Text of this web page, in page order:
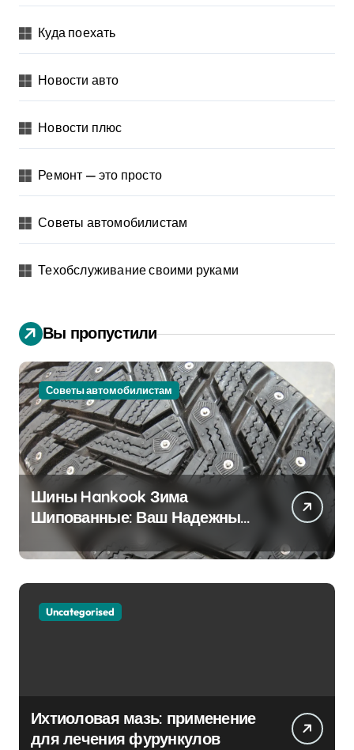
Куда поехать
Новости авто
Новости плюс
Ремонт — это просто
Советы автомобилистам
Техобслуживание своими руками
Вы пропустили
Советы автомобилистам
Шины Hankook Зима
Шипованные: Ваш Надежный
Партнёр на Снежных Дорогах
Uncategorised
Ихтиоловая мазь: применение
для лечения фурункулов